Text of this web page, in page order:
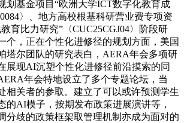
划基金项目“欧洲大学ICT数字化教育成
〉、地方高校根基科研营业费专项资
育比力研究”〈CUC25CGJ04〉阶段研
个，正在个性化进修径的规划方面，美国
塔尔团队的研究表白，AERA年会多项研
展现AI沉塑个性化进修径前沿摸索的同
年会特地设立了多个专题论坛，当
相关者的参取。建立了可以或许预测学生
的AI模子，按期发布政策进展演讲等，
分歧的政策框架取管理机制亦成为面对的